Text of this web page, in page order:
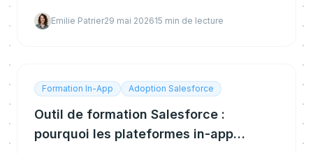
Emilie Patrier29 mai 202615 min de lecture
Formation In-App Adoption Salesforce
Outil de formation Salesforce :
pourquoi les plateformes in-app